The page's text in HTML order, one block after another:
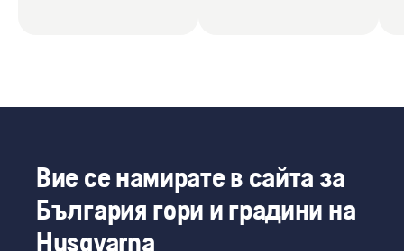
Вие се намирате в сайта за
България гори и градини на
Husqvarna